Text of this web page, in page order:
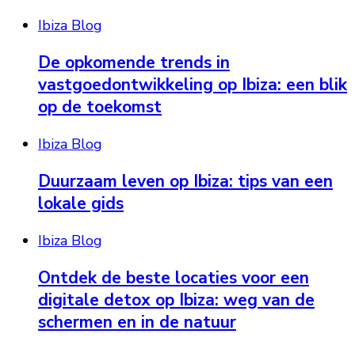
Ibiza Blog
De opkomende trends in
vastgoedontwikkeling op Ibiza: een blik
op de toekomst
Ibiza Blog
Duurzaam leven op Ibiza: tips van een
lokale gids
Ibiza Blog
Ontdek de beste locaties voor een
digitale detox op Ibiza: weg van de
schermen en in de natuur